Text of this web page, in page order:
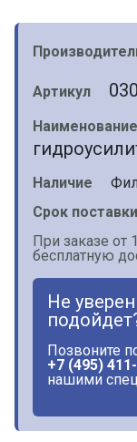
Артикул
Наименование
Наличие
Срок
При заказе от
бесплатную
Не
Позвоните
+7 (495)
нашими